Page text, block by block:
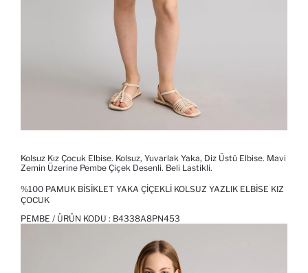
Kolsuz Kız Çocuk Elbise. Kolsuz, Yuvarlak Yaka, Diz Üstü Elbise. Mavi
Zemin Üzerine Pembe Çiçek Desenli. Beli Lastikli.
%100 PAMUK BISIKLET YAKA ÇIÇEKLI KOLSUZ YAZLIK ELBISE KIZ
ÇOCUK
PEMBE / ÜRÜN KODU : B4338A8PN453